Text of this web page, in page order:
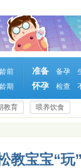
前
期
准备
怀孕
备孕
检查
教育 喂养饮食
教宝宝“玩